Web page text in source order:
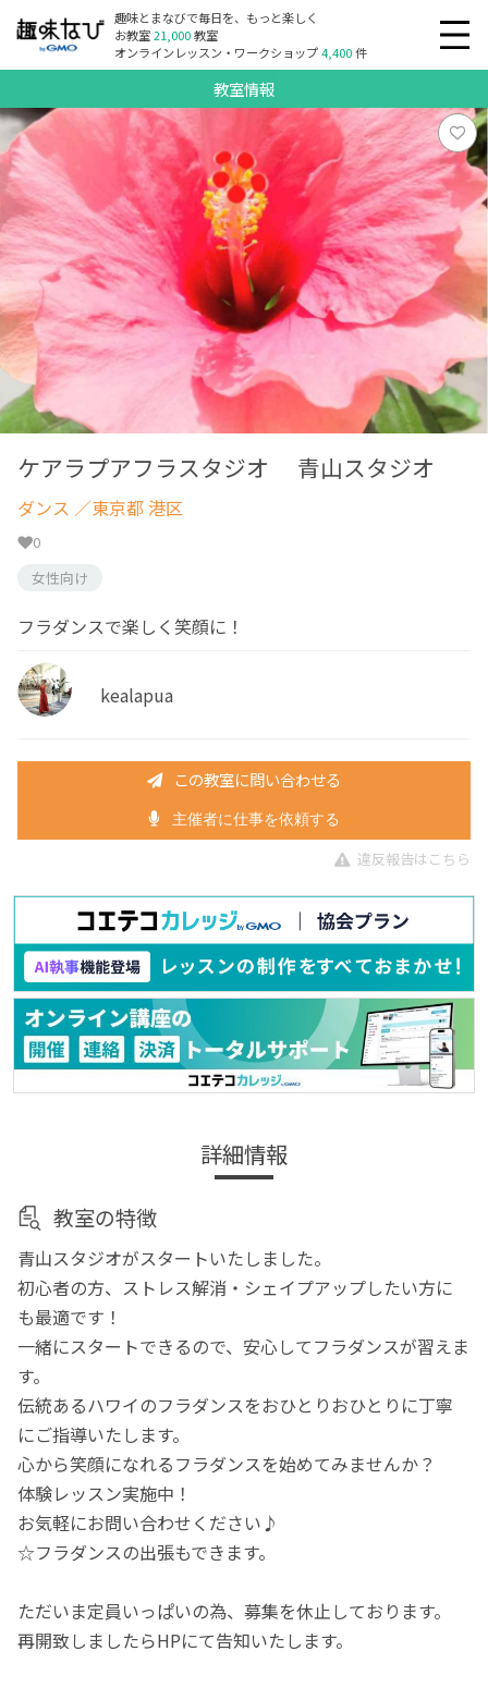
趣味とまなびで毎日を、もっと楽しく
お教室21,000教室
オンラインレッスン・ワークショップ4,400件
教室情報
ケアラプアフラスタジオ 青山スタジオ
ダンス ／東京都 港区
0
女性向け
フラダンスで楽しく笑顔に！
kealapua
この教室に問い合わせる
主催者に仕事を依頼する
違反報告はこちら
詳細情報
教室の特徴
青山スタジオがスタートいたしました。
初心者の方、ストレス解消・シェイプアップしたい方に
も最適です！
一緒にスタートできるので、安心してフラダンスが習えま
す。
伝統あるハワイのフラダンスをおひとりおひとりに丁寧
にご指導いたします。
心から笑顔になれるフラダンスを始めてみませんか？
体験レッスン実施中！
お気軽にお問い合わせください♪
☆フラダンスの出張もできます。
ただいま定員いっぱいの為、募集を休止しております。
再開致しましたらHPにて告知いたします。